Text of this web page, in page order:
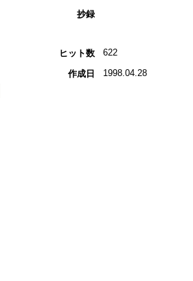
抄録
ヒット数 622
作成日 1998.04.28